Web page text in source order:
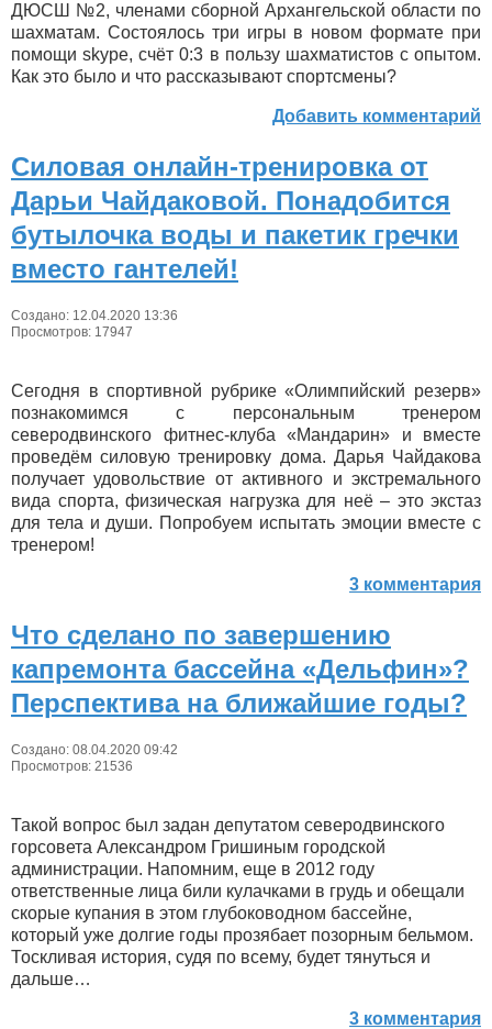
ДЮСШ №2, членами сборной Архангельской области по
шахматам. Состоялось три игры в новом формате при
помощи skype, счёт 0:3 в пользу шахматистов с опытом.
Как это было и что рассказывают спортсмены?
Добавить комментарий
Силовая онлайн-тренировка от
Дарьи Чайдаковой. Понадобится
бутылочка воды и пакетик гречки
вместо гантелей!
Создано: 12.04.2020 13:36
Просмотров: 17947
Сегодня в спортивной рубрике «Олимпийский резерв»
познакомимся с персональным тренером
северодвинского фитнес-клуба «Мандарин» и вместе
проведём силовую тренировку дома. Дарья Чайдакова
получает удовольствие от активного и экстремального
вида спорта, физическая нагрузка для неё – это экстаз
для тела и души. Попробуем испытать эмоции вместе с
тренером!
3 комментария
Что сделано по завершению
капремонта бассейна «Дельфин»?
Перспектива на ближайшие годы?
Создано: 08.04.2020 09:42
Просмотров: 21536
Такой вопрос был задан депутатом северодвинского
горсовета Александром Гришиным городской
администрации. Напомним, еще в 2012 году
ответственные лица били кулачками в грудь и обещали
скорые купания в этом глубоководном бассейне,
который уже долгие годы прозябает позорным бельмом.
Тоскливая история, судя по всему, будет тянуться и
дальше…
3 комментария